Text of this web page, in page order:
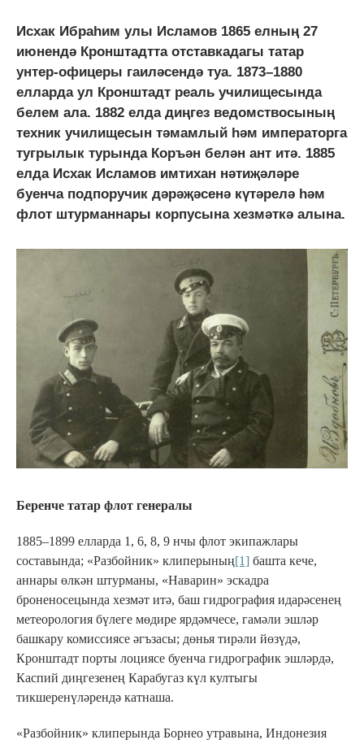
Исхак Ибраһим улы Исламов 1865 елның 27
июнендә Кронштадтта отставкадагы татар
унтер-офицеры гаиләсендә туа. 1873–1880
елларда ул Кронштадт реаль училищесында
белем ала. 1882 елда диңгез ведомствосының
техник училищесын тәмамлый һәм императорга
тугрылык турында Коръән белән ант итә. 1885
елда Исхак Исламов имтихан нәтиҗәләре
буенча подпоручик дәрәҗәсенә күтәрелә һәм
флот штурманнары корпусына хезмәткә алына.
Беренче татар флот генералы
1885–1899 елларда 1, 6, 8, 9 нчы флот экипажлары
составында; «Разбойник» клиперының[1] башта кече,
аннары өлкән штурманы, «Наварин» эскадра
броненосецында хезмәт итә, баш гидрография идарәсенең
метеорология бүлеге мөдире ярдәмчесе, гамәли эшләр
башкару комиссиясе әгъзасы; дөнья тирәли йөзүдә,
Кронштадт порты лоциясе буенча гидрографик эшләрдә,
Каспий диңгезенең Карабугаз күл култыгы
тикшеренүләрендә катнаша.
«Разбойник» клиперында Борнео утравына, Индонезия